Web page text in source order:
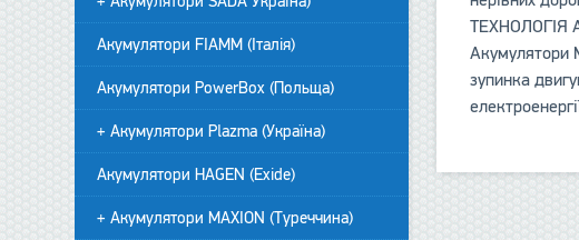
ТЕХНОЛОГІЯ
Акумулятори
зупинка
Акумулятори FIAMM (Італія)
Акумулятори PowerBox (Польща)
+ Акумулятори Plazma (Україна)
Акумулятори HAGEN (Exide)
+ Акумулятори MAXION (Туреччина)